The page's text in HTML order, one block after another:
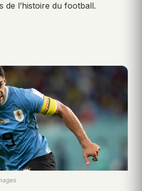
de l’histoire du football.